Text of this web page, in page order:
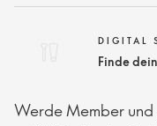
DIGITAL
Finde
Werde Member